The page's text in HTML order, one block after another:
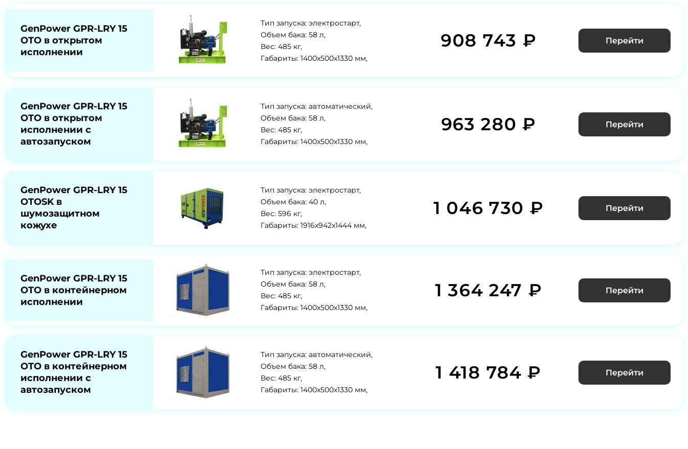
GenPower GPR-LRY 15
OTO в открытом
исполнении
Тип запуска: электростарт,
Объем бака: 58 л,
Вес: 485 кг,
Габариты: 1400x500x1330 мм,
908 743 ₽ Перейти
GenPower GPR-LRY 15
OTO в открытом
исполнении с
автозапуском
Тип запуска: автоматический,
Объем бака: 58 л,
Вес: 485 кг,
Габариты: 1400x500x1330 мм,
963 280 ₽ Перейти
GenPower GPR-LRY 15
OTOSK в
шумозащитном
кожухе
Тип запуска: электростарт,
Объем бака: 40 л,
Вес: 596 кг,
Габариты: 1916x942x1444 мм,
1 046 730 ₽ Перейти
GenPower GPR-LRY 15
OTO в контейнерном
исполнении
Тип запуска: электростарт,
Объем бака: 58 л,
Вес: 485 кг,
Габариты: 1400х500х1330 мм,
1 364 247 ₽ Перейти
GenPower GPR-LRY 15
OTO в контейнерном
исполнении с
автозапуском
Тип запуска: автоматический,
Объем бака: 58 л,
Вес: 485 кг,
Габариты: 1400х500х1330 мм,
1 418 784 ₽ Перейти